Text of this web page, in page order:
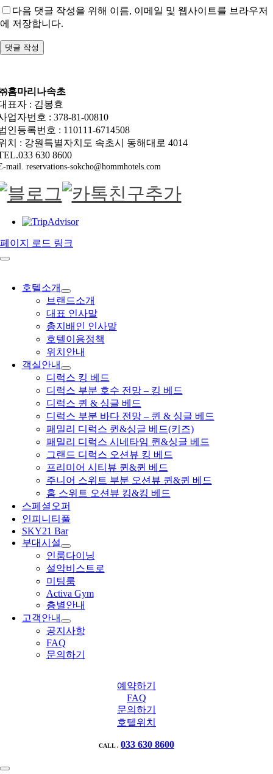
다음 댓글 작성을 위해 이름, 이메일 및 웹사이트를 브라우저
에 저장합니다.
홈마리나속초
표자 : 김봉효
업자번호 : 378-81-00810
인등록번호 : 110111-6714508
치 : 강원특별자치도 속초시 동해대로 4014
630 8600
mail. reservations-sokcho@hommhotels.com
페이지 로드 링크
호텔소개
브랜드소개
대표 인사말
총지배인 인사말
호텔이용정책
위치안내
객실안내
디럭스 킹 베드
디럭스 부분 호수 전망 – 킹 베드
디럭스 퀸 & 싱글 베드
디럭스 부분 바다 전망 – 퀸 & 싱글 베드
패밀리 디럭스 퀸&싱글 베드(키즈)
패밀리 디럭스 시네타임 퀸&싱글 베드
그랜드 디럭스 오션뷰 킹 베드
프리미어 시티뷰 퀸&퀸 베드
주니어 스위트 부분 오션뷰 퀸&퀸 베드
홈 스위트 오션뷰 킹&킹 베드
스페셜오퍼
인피니티풀
SKY21 Bar
부대시설
인룸다이닝
설악비스트로
미팅룸
Activa Gym
층별안내
고객안내
공지사항
FAQ
문의하기
예약하기
FAQ
문의하기
호텔위치
CALL . 033 630 8600